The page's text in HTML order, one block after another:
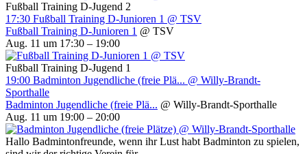
Fußball Training D-Jugend 2
17:30 Fußball Training D-Junioren 1 @ TSV
Fußball Training D-Junioren 1 @ TSV
Aug. 11 um 17:30 – 19:00
Fußball Training D-Jugend 1
19:00 Badminton Jugendliche (freie Plä... @ Willy-Brandt-
Sporthalle
Badminton Jugendliche (freie Plä... @ Willy-Brandt-Sporthalle
Aug. 11 um 19:00 – 20:00
Hallo Badmintonfreunde, wenn ihr Lust habt Badminton zu spielen,